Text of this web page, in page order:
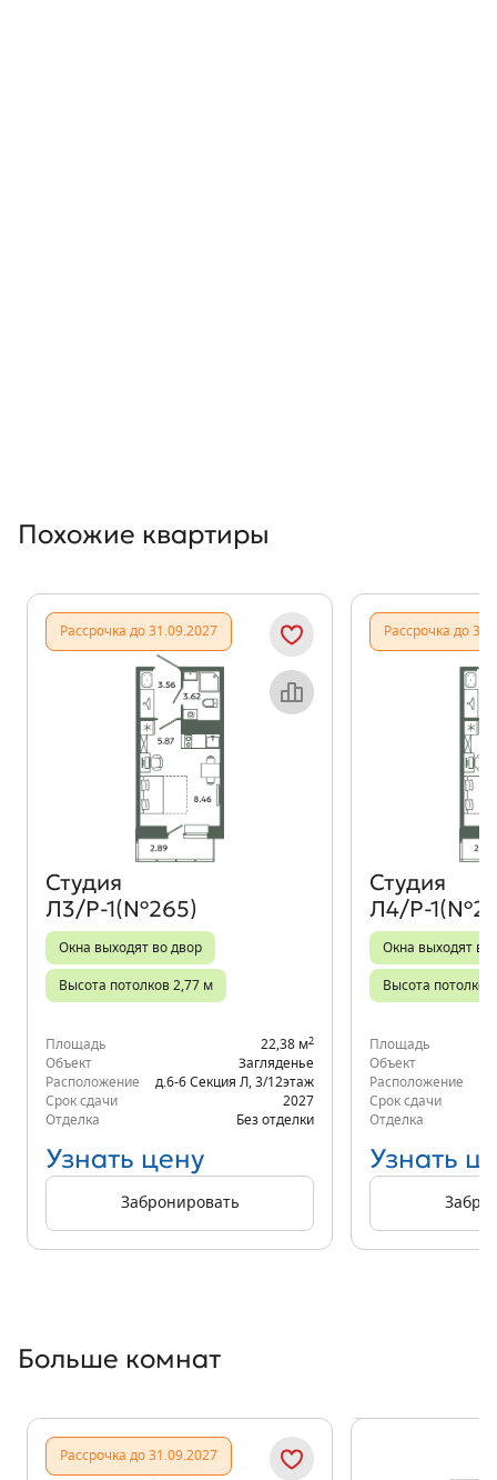
Похожие квартиры
Рассрочка до 31.09.2027
Объект месяца
Студия
Л3/Р-1(№265)
Окна выходят во двор
Высота потолков 2,77 м
Площадь 22,38 м2
Объект
Загляденье
Расположение
д.6-6 Секция Л 3/12этаж
Срок сдачи
2027
Отделка
Без отделки
Узнать цену
Забронировать
Рассрочка до
Студия
Л4/Р-
Окна выходят во
Высота
Площадь
Объект
Расположение
Срок сдачи
Отделка
Узнать
Больше комнат
Рассрочка до 31.09.2027